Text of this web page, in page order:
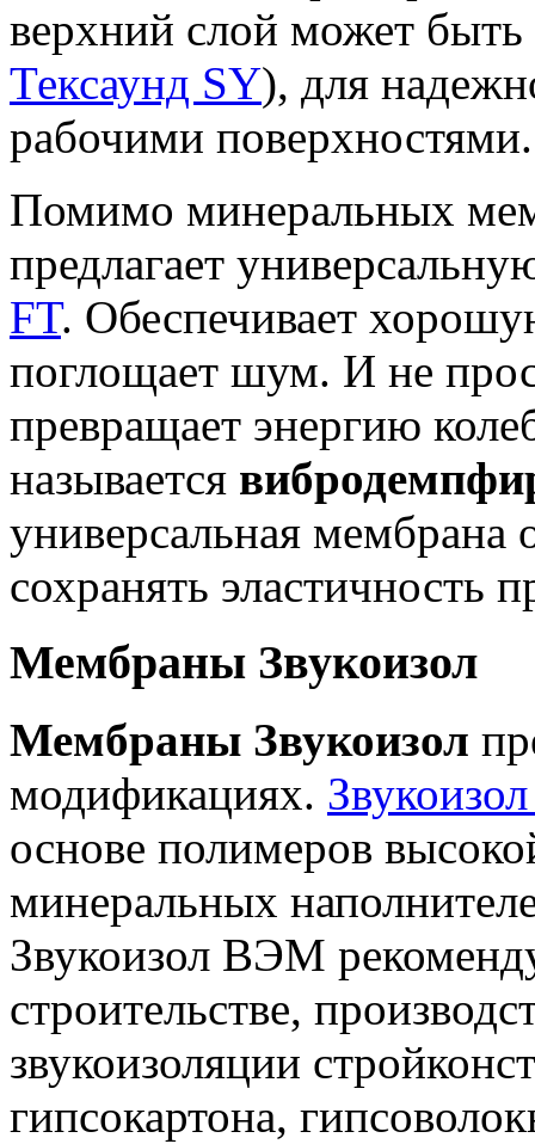
верхний слой может
Тексаунд SY), для
рабочими поверхностями.
Помимо минеральных
предлагает
FT. Обеспечивает
поглощает шум. И не
превращает энергию
называется
универсальная мембрана
сохранять эластичность
Мембраны Звукоизол
Мембраны Звукоизол
модификациях.
основе полимеров
минеральных
Звукоизол ВЭМ
строительстве,
звукоизоляции
гипсокартона,